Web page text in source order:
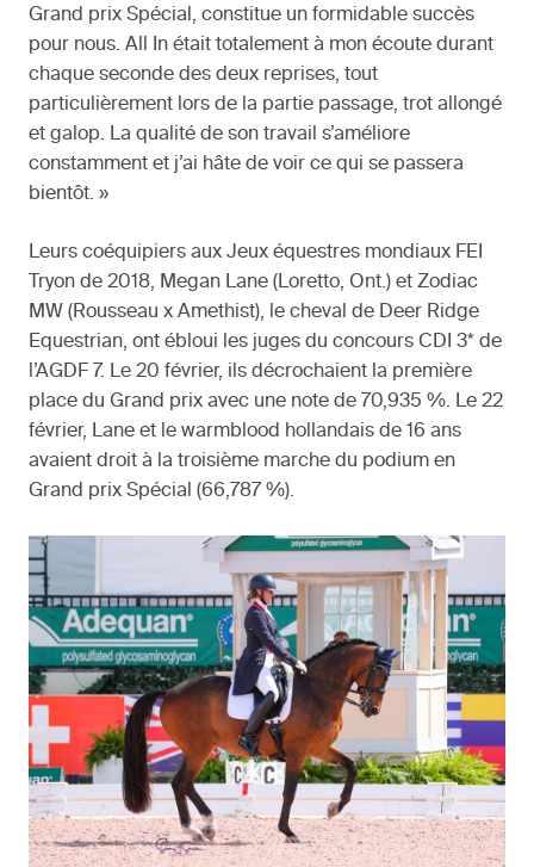
Grand prix Spécial, constitue un formidable succès
pour nous. All In était totalement à mon écoute durant
chaque seconde des deux reprises, tout
particulièrement lors de la partie passage, trot allongé
et galop. La qualité de son travail s’améliore
constamment et j’ai hâte de voir ce qui se passera
bientôt. »
Leurs coéquipiers aux Jeux équestres mondiaux FEI
Tryon de 2018, Megan Lane (Loretto, Ont.) et Zodiac
MW (Rousseau x Amethist), le cheval de Deer Ridge
Equestrian, ont ébloui les juges du concours CDI 3* de
l’AGDF 7. Le 20 février, ils décrochaient la première
place du Grand prix avec une note de 70,935 %. Le 22
février, Lane et le warmblood hollandais de 16 ans
avaient droit à la troisième marche du podium en
Grand prix Spécial (66,787 %).